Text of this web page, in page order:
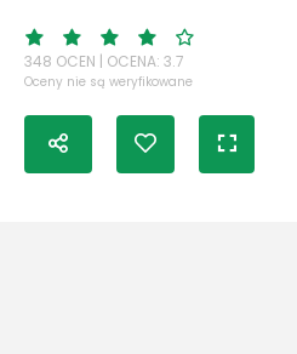
348 OCEN | OCENA: 3.7
Oceny nie są weryfikowane